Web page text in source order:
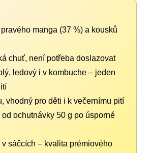
manga (37 %) a kousků
chuť, není potřeba doslazovat
ledový i v kombuche – jeden
vhodný pro děti i k večernímu pití
ochutnávky 50 g po úsporné
v sáčcích – kvalita prémiového